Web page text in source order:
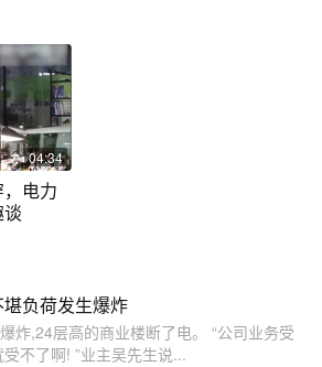
04:34
电力
负荷发生爆炸
炸,24层高的商业楼断了电。 “公司业务受
不了啊! ”业主吴先生说...